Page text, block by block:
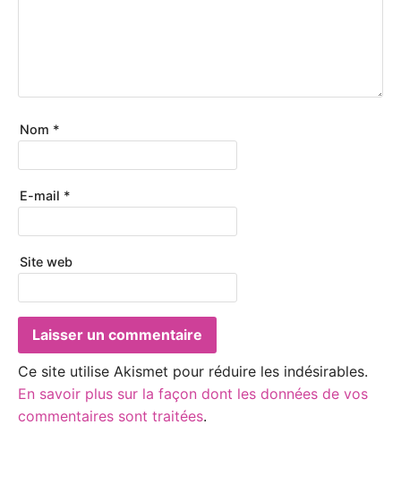
Nom *
E-mail *
Site web
Ce site utilise Akismet pour réduire les indésirables.
En savoir plus sur la façon dont les données de vos
commentaires sont traitées.